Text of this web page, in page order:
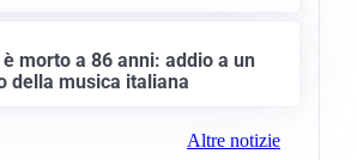
morto a 86 anni: addio a un
della musica italiana
Altre notizie